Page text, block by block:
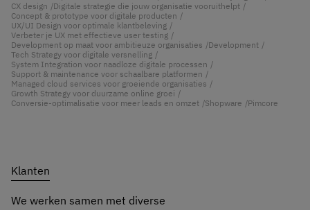
CX design
Digitale strategie die jouw organisatie vooruithelpt
Concept & prototype voor digitale producten
UX/UI Design voor optimale klantbeleving
Verbeter je UX met effectieve user testing
Development op maat voor ambitieuze organisaties
Development
Tech Strategy voor digitale versnelling
System Integration voor naadloze digitale processen
Support & maintenance voor schaalbare platformen
Managed cloud services voor groeiende organisaties
Growth Strategy voor duurzame online groei
Conversie-optimalisatie voor meer leads en omzet Shopware Pimcore
Klanten
We werken samen met diverse